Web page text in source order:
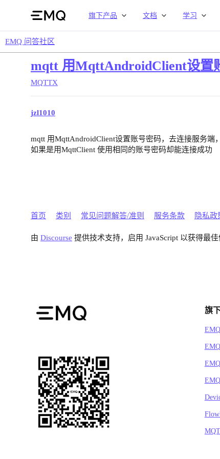
旗下产品 文档 学习
EMQ 问答社区
mqtt 用MqttAndroidClient设置
MQTTX
jzl1010
mqtt 用MqttAndroidClient设置账号密码，去连接服务端
如果是用MqttClient 使用相同的账号密码却能连接成功
首页 类别 常见问题解答/准则 服务条款 隐私政
由 Discourse 提供技术支持，启用 JavaScript 以获得最
旗